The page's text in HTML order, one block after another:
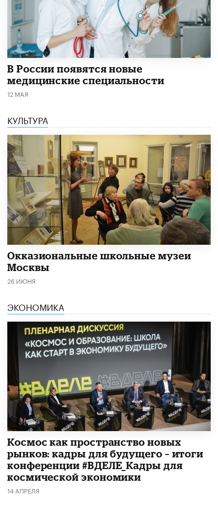
В России появятся новые
медицинские специальности
12 МАЯ
КУЛЬТУРА
​Окказиональные школьные музеи
Москвы
26 ИЮНЯ
ЭКОНОМИКА
Космос как пространство новых
рынков: кадры для будущего – итоги
конференции #ВДЕЛЕ_Кадры для
космической экономики
14 АПРЕЛЯ